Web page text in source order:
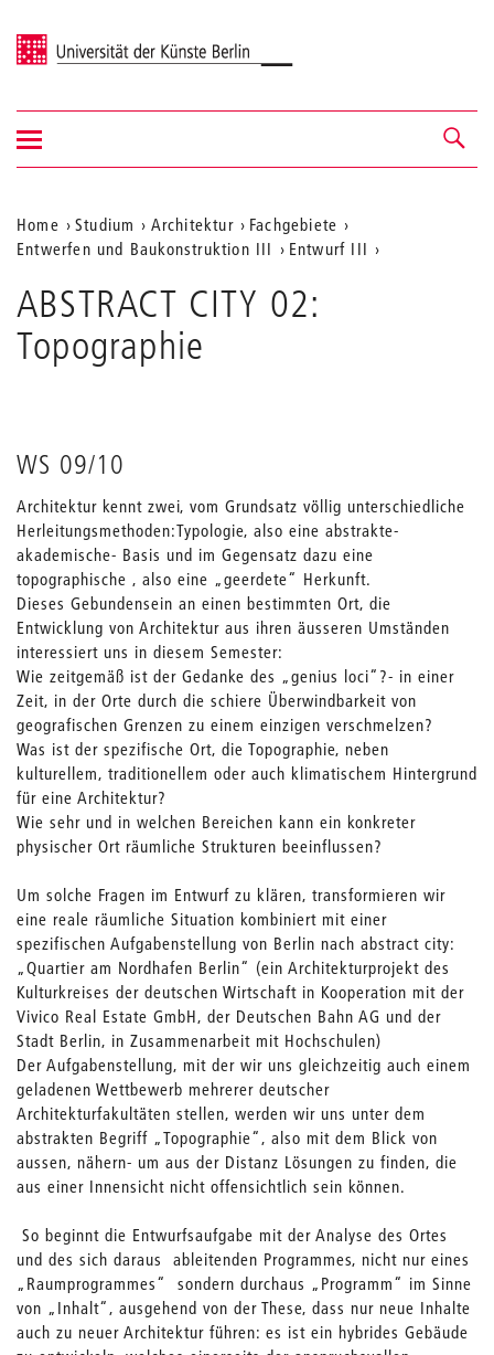
Universität der Künste Berlin
Navigation &
Suche
Navigation
ein-/ausblenden
Aktuelle
Position
auf
der
Webseite
Home Studium Architektur
Fachgebiete
Entwerfen und Baukonstruktion III
Entwurf III
ABSTRACT CITY 02:
Topographie
WS 09/10
Architektur kennt zwei, vom Grundsatz völlig unterschiedliche
Herleitungsmethoden:Typologie, also eine abstrakte-
akademische- Basis und im Gegensatz dazu eine
topographische , also eine „geerdete“ Herkunft.
Dieses Gebundensein an einen bestimmten Ort, die
Entwicklung von Architektur aus ihren äusseren Umständen
interessiert uns in diesem Semester:
Wie zeitgemäß ist der Gedanke des „genius loci“?- in einer
Zeit, in der Orte durch die schiere Überwindbarkeit von
geografischen Grenzen zu einem einzigen verschmelzen?
Was ist der spezifische Ort, die Topographie, neben
kulturellem, traditionellem oder auch klimatischem Hintergrund
für eine Architektur?
Wie sehr und in welchen Bereichen kann ein konkreter
physischer Ort räumliche Strukturen beeinflussen?
Um solche Fragen im Entwurf zu klären, transformieren wir
eine reale räumliche Situation kombiniert mit einer
spezifischen Aufgabenstellung von Berlin nach abstract city:
„Quartier am Nordhafen Berlin“ (ein Architekturprojekt des
Kulturkreises der deutschen Wirtschaft in Kooperation mit der
Vivico Real Estate GmbH, der Deutschen Bahn AG und der
Stadt Berlin, in Zusammenarbeit mit Hochschulen)
Der Aufgabenstellung, mit der wir uns gleichzeitig auch einem
geladenen Wettbewerb mehrerer deutscher
Architekturfakultäten stellen, werden wir uns unter dem
abstrakten Begriff „Topographie“, also mit dem Blick von
aussen, nähern- um aus der Distanz Lösungen zu finden, die
aus einer Innensicht nicht offensichtlich sein können.
So beginnt die Entwurfsaufgabe mit der Analyse des Ortes
und des sich daraus ableitenden Programmes, nicht nur eines
„Raumprogrammes“ sondern durchaus „Programm“ im Sinne
von „Inhalt“, ausgehend von der These, dass nur neue Inhalte
auch zu neuer Architektur führen: es ist ein hybrides Gebäude